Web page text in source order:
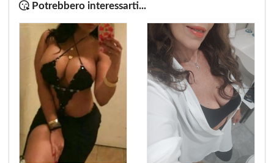
Potrebbero interessarti...